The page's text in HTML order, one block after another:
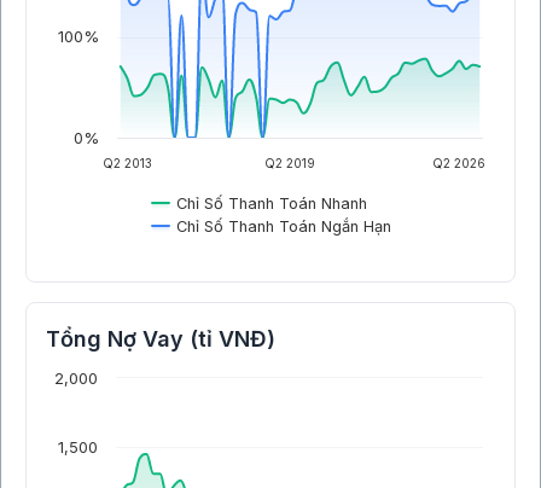
Chỉ Số Thanh Toán Nhanh
Chỉ Số Thanh Toán Ngắn Hạn
Q2 2013 Q2 2019 Q2 2026
0%
100%
Tổng Nợ Vay (tỉ VNĐ)
1,500
2,000